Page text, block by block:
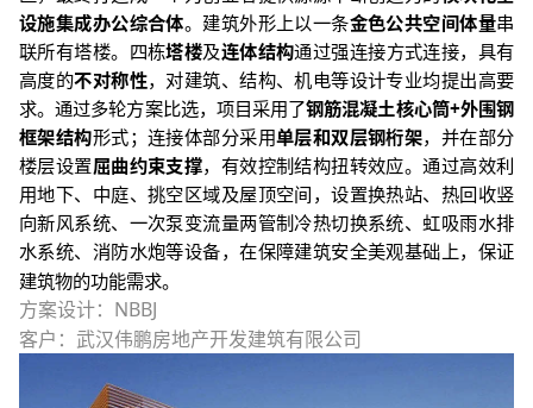
设施集成办公综合体。建筑外形上以一条金色公共空间体量串
联所有塔楼。四栋塔楼及连体结构通过强连接方式连接，具有
高度的不对称性，对建筑、结构、机电等设计专业均提出高要
求。通过多轮方案比选，项目采用了钢筋混凝土核心筒+外围钢
框架结构形式；连接体部分采用单层和双层钢桁架，并在部分
楼层设置屈曲约束支撑，有效控制结构扭转效应。通过高效利
用地下、中庭、挑空区域及屋顶空间，设置换热站、热回收竖
向新风系统、一次泵变流量两管制冷热切换系统、虹吸雨水排
水系统、消防水炮等设备，在保障建筑安全美观基础上，保证
建筑物的功能需求。
方案设计： NBBJ
客户：武汉伟鹏房地产开发建筑有限公司